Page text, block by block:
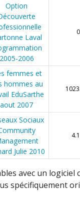
Option
Laval
2005-2006
femmes et
hommes au
EduSarthe
aout 2007
Sociaux
Julie 2010
avec un logiciel
spécifiquement